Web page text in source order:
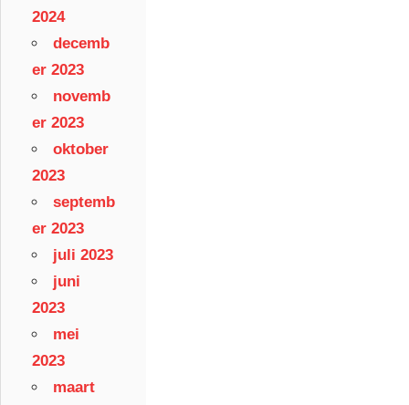
2024
decemb
er 2023
novemb
er 2023
oktober
2023
septemb
er 2023
juli 2023
juni
2023
mei
2023
maart